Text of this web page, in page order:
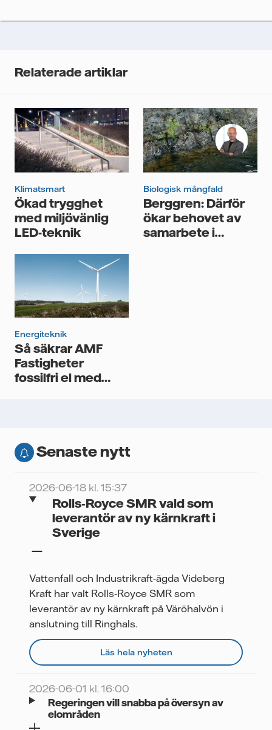
analysera deras prestanda, inklusive
tredje part, och du kan när som helst återkalla ditt
personuppgifter.
Jag samtycker till att Vattenfall behandlar mina
personuppgifter för att kunna skicka mig
nyhetsbrevet.*
Relaterade artiklar
Klimatsmart
Ökad trygghet
med miljövänlig
LED-teknik
Biologisk mångfald
Berggren: Därför
ökar behovet av
samarbete i
Energiteknik
Så säkrar AMF
Fastigheter
fossilfri el med
Senaste nytt
2026-06-18 kl. 15:37
Rolls‑Royce SMR vald som
leverantör av ny kärnkraft i
Sverige
Vattenfall och Industrikraft-ägda Videberg
Kraft har valt Rolls‑Royce SMR som
leverantör av ny kärnkraft på Väröhalvön i
anslutning till Ringhals.
Läs hela nyheten
2026-06-01 kl. 16:00
Regeringen vill snabba på översyn av
elområden